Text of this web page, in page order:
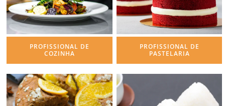
PROFISSIONAL DE
COZINHA
PROFISSIONAL DE
PASTELARIA